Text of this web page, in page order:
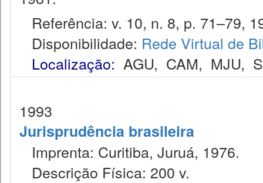
Referência: v. 10, n. 8, p. 71–79,
Disponibilidade: Rede Virtual de
Localização: AGU, CAM, MJU,
1993
Jurisprudência brasileira
Imprenta: Curitiba, Juruá, 1976.
Descrição Física: 200 v.